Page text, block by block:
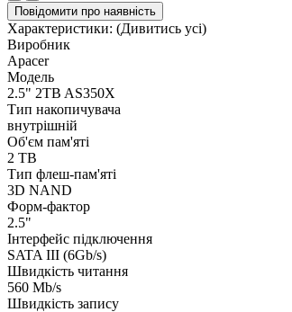
Повідомити про наявність
Характеристики: (Дивитись усі)
Виробник
Apacer
Модель
2.5" 2TB AS350X
Тип накопичувача
внутрішній
Об'єм пам'яті
2 TB
Тип флеш-пам'яті
3D NAND
Форм-фактор
2.5"
Інтерфейс підключення
SATA III (6Gb/s)
Швидкість читання
560 Mb/s
Швидкість запису